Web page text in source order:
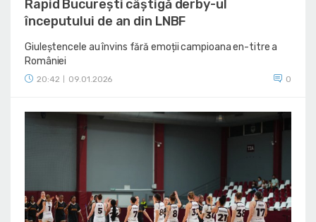
Rapid București câștigă derby-ul
începutului de an din LNBF
Giuleștencele au învins fără emoții campioana en-titre a
României
20:42 09.01.2026 0